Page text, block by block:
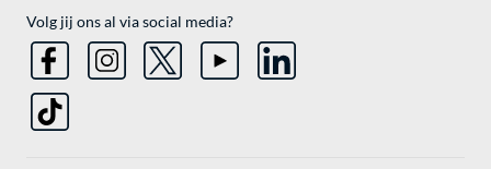
Volg jij ons al via social media?